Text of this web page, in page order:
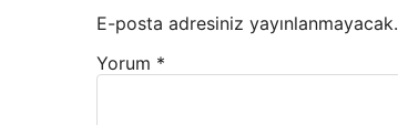
E-posta adresiniz yayınlanmayacak.
Yorum *